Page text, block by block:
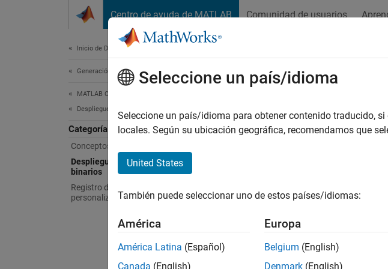
Centro de ayuda de MATLAB Comunidad de usuarios
Inicio de Documentación
Generación de código
MATLAB Coder
Despliegue
Categoría
Conceptos básicos del despliegue
Despliegue de código fuente y
binarios
Registro de cadenas de herramientas
personalizadas
La traducción de esta página aún
versión en inglés.
Despliegue de
Los archivos binarios y
una función principal de ejemplo
trabajo como base para sus
Funciones
coder.ceval
Seleccione un país/idioma
Seleccione un país/idioma para obtener contenido traducido,
locales. Según su ubicación geográfica, recomendamos que
United States
También puede seleccionar uno de estos países/idiomas:
América
América Latina (Español)
Canada (English)
Europa
Belgium (English)
Denmark (English)